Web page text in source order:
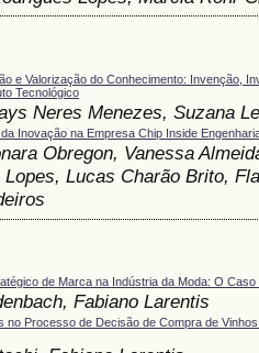
e Valorização do Conhecimento: Invenção,
Tecnológico
Neres Menezes, Suzana
Inovação na Empresa Chip Inside
Obregon, Vanessa
Lucas Charão Brito,
de Marca na Indústria da Moda: O
Fabiano Larentis
no Processo de Decisão de Compra de